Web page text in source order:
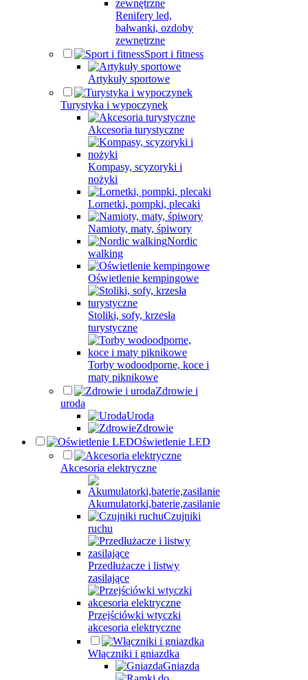
Renifery led,
bałwanki, ozdoby
zewnętrzne
Sport i fitness
Artykuły sportowe
Turystyka i wypoczynek
Akcesoria turystyczne
Kompasy, scyzoryki i
nożyki
Lornetki, pompki, plecaki
Namioty, maty, śpiwory
Nordic
walking
Oświetlenie kempingowe
Stoliki, sofy, krzesła
turystyczne
Torby wodoodporne, koce i
maty piknikowe
Zdrowie i
uroda
Uroda
Zdrowie
Oświetlenie LED
Akcesoria elektryczne
Akumulatorki,baterie,zasilanie
Czujniki
ruchu
Przedłużacze i listwy
zasilające
Przejściówki wtyczki
akcesoria elektryczne
Włączniki i gniazdka
Gniazda